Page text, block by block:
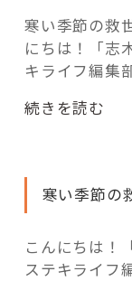
「ひと
寒い季節の救
にちは！「志
キライフ編
“冬
濯！
物
OK！
大
続きを読む
寒い季節の
こんにちは！
ステキライフ